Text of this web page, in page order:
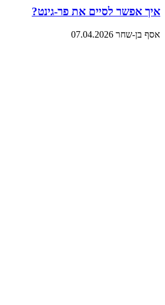
איך אפשר לסיים את פר-גינט?
אסף בן-שחר 07.04.2026